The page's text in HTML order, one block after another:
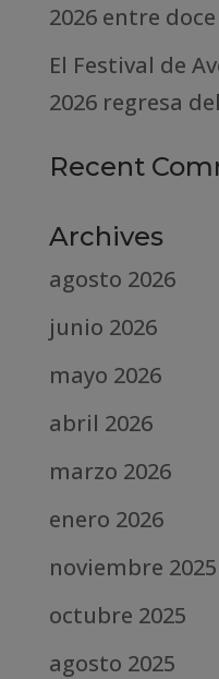
2026 entre
El Festival de
2026 regresa
Recent
Archives
agosto 2026
junio 2026
mayo 2026
abril 2026
marzo 2026
enero 2026
noviembre 2025
octubre 2025
agosto 2025